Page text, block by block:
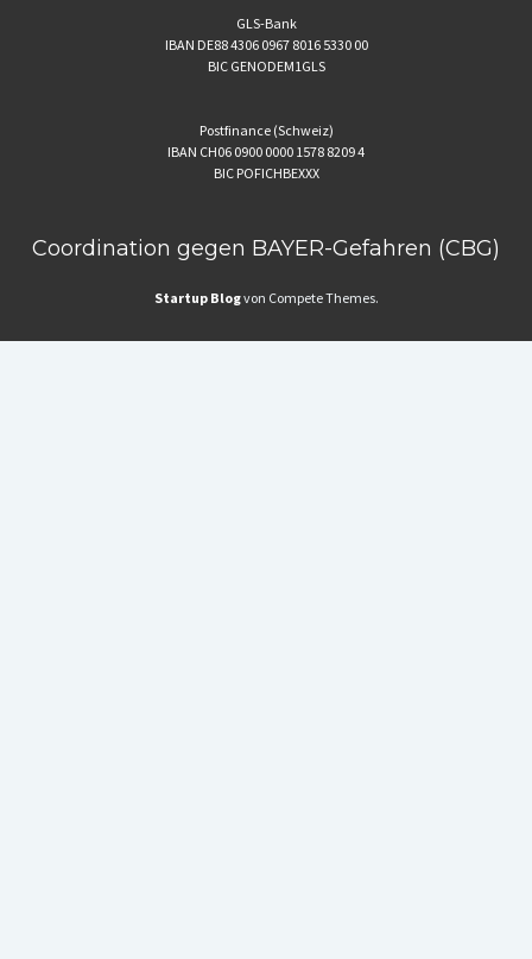
GLS-Bank
IBAN DE88 4306 0967 8016 5330 00
BIC GENODEM1GLS
Postfinance (Schweiz)
IBAN CH06 0900 0000 1578 8209 4
BIC POFICHBEXXX
Coordination gegen BAYER-Gefahren (CBG)
Startup Blogvon Compete Themes.